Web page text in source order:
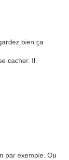
bien ça
cacher. Il
par exemple. Ou